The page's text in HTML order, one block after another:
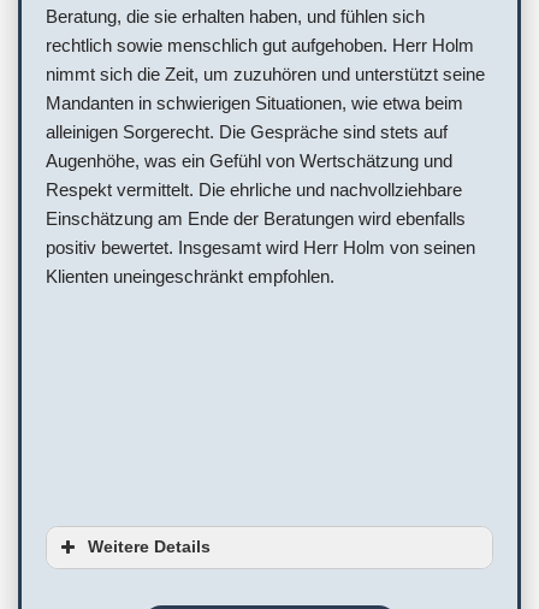
Beratung, die sie erhalten haben, und fühlen sich
rechtlich sowie menschlich gut aufgehoben. Herr Holm
nimmt sich die Zeit, um zuzuhören und unterstützt seine
Mandanten in schwierigen Situationen, wie etwa beim
alleinigen Sorgerecht. Die Gespräche sind stets auf
Augenhöhe, was ein Gefühl von Wertschätzung und
Respekt vermittelt. Die ehrliche und nachvollziehbare
Einschätzung am Ende der Beratungen wird ebenfalls
positiv bewertet. Insgesamt wird Herr Holm von seinen
Klienten uneingeschränkt empfohlen.
Weitere Details